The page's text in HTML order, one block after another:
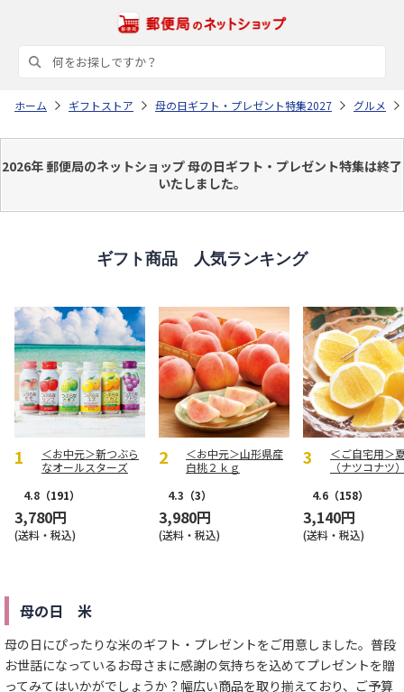
ホーム ギフトストア 母の日ギフト・プレゼント特集2027 グルメ
2026年 郵便局のネットショップ 母の日ギフト・プレゼント特集は終了
いたしました。
ギフト商品 人気ランキング
＜お中元＞新つぶら
なオールスターズ
4.8 （191）
3,780円
(送料・税込)
＜お中元＞山形県産
白桃２ｋｇ
4.3 （3）
3,980円
(送料・税込)
＜ご自宅用＞
（ナツコナツ
4.6 （158）
3,140円
(送料・税込)
母の日 米
母の日にぴったりな米のギフト・プレゼントをご用意しました。普段
お世話になっているお母さまに感謝の気持ちを込めてプレゼントを贈
ってみてはいかがでしょうか？幅広い商品を取り揃えており、ご予算